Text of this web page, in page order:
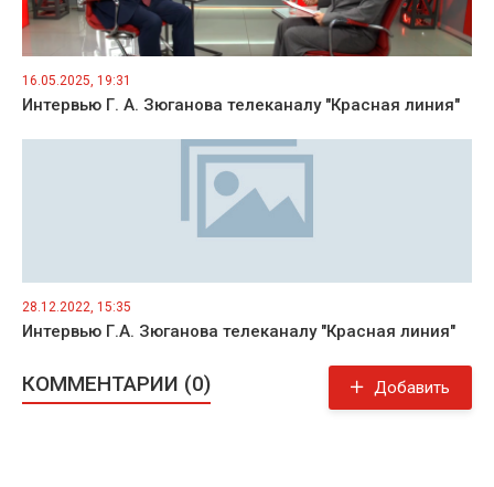
16.05.2025, 19:31
Интервью Г. А. Зюганова телеканалу "Красная линия"
28.12.2022, 15:35
Интервью Г.А. Зюганова телеканалу "Красная линия"
КОММЕНТАРИИ (0) Добавить